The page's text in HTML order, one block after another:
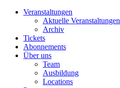
Veranstaltungen
Aktuelle Veranstaltungen
Archiv
Tickets
Abonnements
Über uns
Team
Ausbildung
Locations